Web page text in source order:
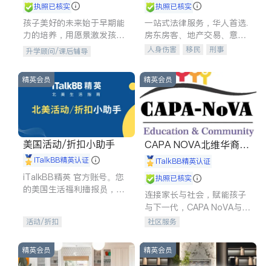
执照已核实
孩子美好的未来始于早期能
力的培养，用愿景激发孩子
的学习潜力和动力。理念：
拥有成长型心态是成功的基
石。
升学顾问/课后辅导
执照已核实
一站式法律服务，华人首选.
房东房客、地产交易、意外
伤害、车祸重伤、商业诉
建筑合同、刑事案件全包办
人身伤害 移民
刑事
信托/遗嘱
商业
索赔
律师-其它 保释
精英会员
美国活动/折扣小助手
iTalkBB精英认证
iTalkBB精英 官方账号。您
的美国生活福利播报员，精
专属福利。
活动/折扣
精英会员
CAPA NOVA北维华裔家
长会iTalkBB精英认证
执照已核实
连接家长与社会，赋能孩子
与下一代，CAPA NoVA与您
携手建设包容、公平、充满
社区服务
精英会员 精英会员